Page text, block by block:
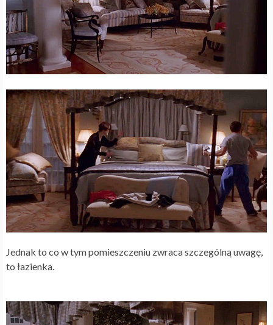
Jednak to co w tym pomieszczeniu zwraca szczególną uwagę,
to łazienka.